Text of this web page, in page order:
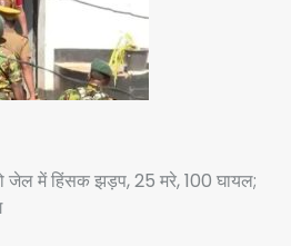
जेल में हिंसक झड़प, 25 मरे, 100 घायल;
सेल की बड़ी कामयाबी, चोरी के
खरीद-फरोख्त करने वाले गिरोह का
JHJ
गिरोह का भंडाफोड़, मास्टरमाइंड